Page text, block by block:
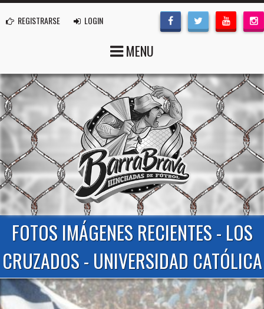
REGISTRARSE LOGIN
MENU
FOTOS IMÁGENES RECIENTES - LOS
CRUZADOS - UNIVERSIDAD CATÓLICA